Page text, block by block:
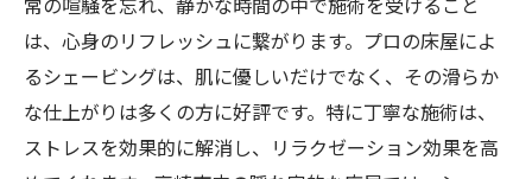
特別なシェービング体験がもたらす心地よ
さ
高崎市の床屋で極上のシェービングを楽しむプ
ライベートタイム
高崎市の床屋で過ごす贅沢なシェービング
は、心身のリフレッシュに繋がります。プロの床屋によ
るシェービングは、肌に優しいだけでなく、その滑らか
な仕上がりは多くの方に好評です。特に丁寧な施術は、
ストレスを効果的に解消し、リラクゼーション効果を高